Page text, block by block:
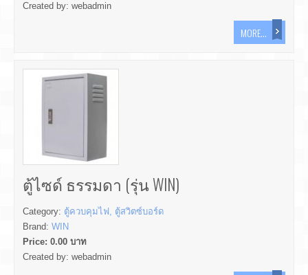
Created by: webadmin
MORE...
ตู้ไซด์ ธรรมดา (รุ่น WIN)
Category: ตู้ควบคุมไฟ, ตู้สวิตซ์บอร์ด
Brand: WIN
Price: 0.00 บาท
Created by: webadmin